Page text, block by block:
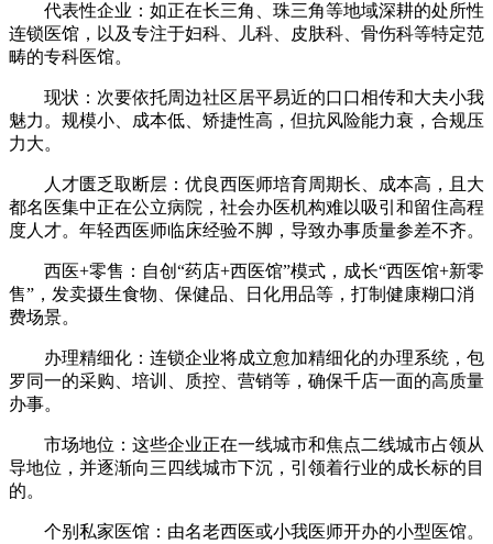
代表性企业：如正在长三角、珠三角等地域深耕的处所性
连锁医馆，以及专注于妇科、儿科、皮肤科、骨伤科等特定范
畴的专科医馆。
现状：次要依托周边社区居平易近的口口相传和大夫小我
魅力。规模小、成本低、矫捷性高，但抗风险能力衰，合规压
力大。
人才匮乏取断层：优良西医师培育周期长、成本高，且大
都名医集中正在公立病院，社会办医机构难以吸引和留住高程
度人才。年轻西医师临床经验不脚，导致办事质量参差不齐。
西医+零售：自创“药店+西医馆”模式，成长“西医馆+新零
售”，发卖摄生食物、保健品、日化用品等，打制健康糊口消
费场景。
办理精细化：连锁企业将成立愈加精细化的办理系统，包
罗同一的采购、培训、质控、营销等，确保千店一面的高质量
办事。
市场地位：这些企业正在一线城市和焦点二线城市占领从
导地位，并逐渐向三四线城市下沉，引领着行业的成长标的目
的。
个别私家医馆：由名老西医或小我医师开办的小型医馆。